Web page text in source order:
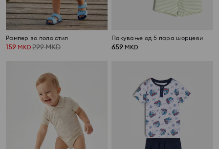
Рампер во поло стил
159 MKD 299MKD
Пакување од 5 пара шорцеви
659 MKD